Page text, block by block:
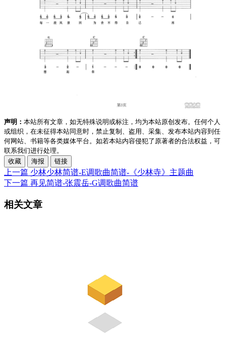
声明： 本站所有文章，如无特殊说明或标注，均为本站原创发布。任何个人
或组织，在未征得本站同意时，禁止复制、盗用、采集、发布本站内容到任
何网站、书籍等各类媒体平台。如若本站内容侵犯了原著者的合法权益，可
联系我们进行处理。
收藏
海报 链接
上一篇 少林少林简谱-E调歌曲简谱-《少林寺》主题曲
下一篇 再见简谱-张震岳-G调歌曲简谱
相关文章